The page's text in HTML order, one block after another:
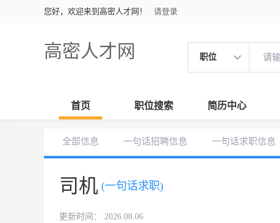
您好，欢迎来到高密人才网！ 请登录
高密人才网 职位
首页 职位搜索 简历中心
全部信息 一句话招聘信息 一句话求职信息
司机 (一句话求职)
更新时间： 2026.08.06